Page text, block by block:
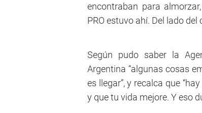
encontraban para
PRO estuvo ahí. Del lado
Según pudo saber la
Argentina “algunas cosas
es llegar”, y recalca que
y que tu vida mejore. Y eso